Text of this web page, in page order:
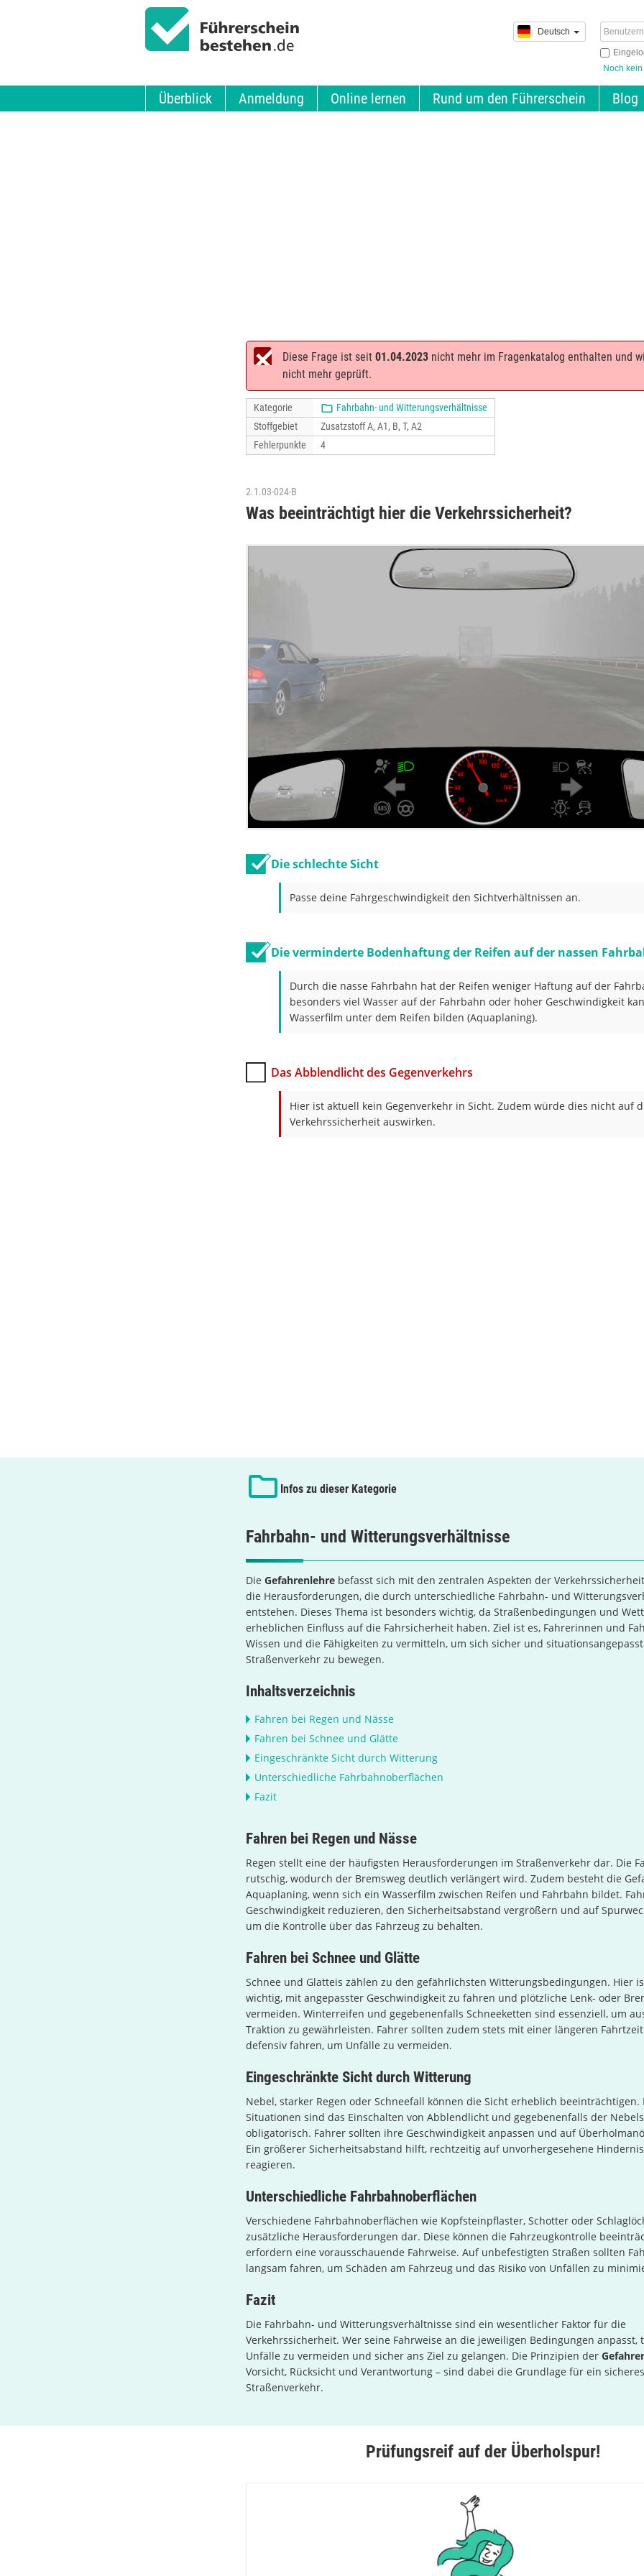
Noch
Deutsch
Überblick Anmeldung Online lernen Rund um den Führerschein Blog
Diese Frage ist seit 01.04.2023 nicht mehr im Fragenkatalog enthalten und
nicht mehr geprüft.
Kategorie
Fahrbahn- und Witterungsverhältnisse
Stoffgebiet
Zusatzstoff A, A1, B, T, A2
Fehlerpunkte
4
2.1.03-024-B
Was beeinträchtigt hier die Verkehrssicherheit?
Die schlechte Sicht
Passe deine Fahrgeschwindigkeit den Sichtverhältnissen an.
Die verminderte Bodenhaftung der Reifen auf der nassen
Durch die nasse Fahrbahn hat der Reifen weniger Haftung auf der
besonders viel Wasser auf der Fahrbahn oder hoher Geschwindigkeit
Wasserfilm unter dem Reifen bilden (Aquaplaning).
Das Abblendlicht des Gegenverkehrs
Hier ist aktuell kein Gegenverkehr in Sicht. Zudem würde dies nicht auf
Verkehrssicherheit auswirken.
Infos zu dieser Kategorie
Fahrbahn- und Witterungsverhältnisse
Die Gefahrenlehre befasst sich mit den zentralen Aspekten der
die Herausforderungen, die durch unterschiedliche Fahrbahn- und
entstehen. Dieses Thema ist besonders wichtig, da Straßenbedingungen und
erheblichen Einfluss auf die Fahrsicherheit haben. Ziel ist es, Fahrerinnen und
Wissen und die Fähigkeiten zu vermitteln, um sich sicher und
Straßenverkehr zu bewegen.
Inhaltsverzeichnis
Fahren bei Regen und Nässe
Fahren bei Schnee und Glätte
Eingeschränkte Sicht durch Witterung
Unterschiedliche Fahrbahnoberflächen
Fazit
Fahren bei Regen und Nässe
Regen stellt eine der häufigsten Herausforderungen im Straßenverkehr dar. Die
rutschig, wodurch der Bremsweg deutlich verlängert wird. Zudem besteht die
Aquaplaning, wenn sich ein Wasserfilm zwischen Reifen und Fahrbahn bildet.
Geschwindigkeit reduzieren, den Sicherheitsabstand vergrößern und auf
um die Kontrolle über das Fahrzeug zu behalten.
Fahren bei Schnee und Glätte
Schnee und Glatteis zählen zu den gefährlichsten Witterungsbedingungen. Hier
wichtig, mit angepasster Geschwindigkeit zu fahren und plötzliche Lenk- oder
vermeiden. Winterreifen und gegebenenfalls Schneeketten sind essenziell, um
Traktion zu gewährleisten. Fahrer sollten zudem stets mit einer längeren
defensiv fahren, um Unfälle zu vermeiden.
Eingeschränkte Sicht durch Witterung
Nebel, starker Regen oder Schneefall können die Sicht erheblich beeinträchtigen.
Situationen sind das Einschalten von Abblendlicht und gegebenenfalls der
obligatorisch. Fahrer sollten ihre Geschwindigkeit anpassen und auf
Ein größerer Sicherheitsabstand hilft, rechtzeitig auf unvorhergesehene
reagieren.
Unterschiedliche Fahrbahnoberflächen
Verschiedene Fahrbahnoberflächen wie Kopfsteinpflaster, Schotter oder
zusätzliche Herausforderungen dar. Diese können die Fahrzeugkontrolle
erfordern eine vorausschauende Fahrweise. Auf unbefestigten Straßen sollten
langsam fahren, um Schäden am Fahrzeug und das Risiko von Unfällen zu
Fazit
Die Fahrbahn- und Witterungsverhältnisse sind ein wesentlicher Faktor für die
Verkehrssicherheit. Wer seine Fahrweise an die jeweiligen Bedingungen anpasst,
Unfälle zu vermeiden und sicher ans Ziel zu gelangen. Die Prinzipien der
Vorsicht, Rücksicht und Verantwortung – sind dabei die Grundlage für ein
Straßenverkehr.
Prüfungsreif auf der Überholspur!